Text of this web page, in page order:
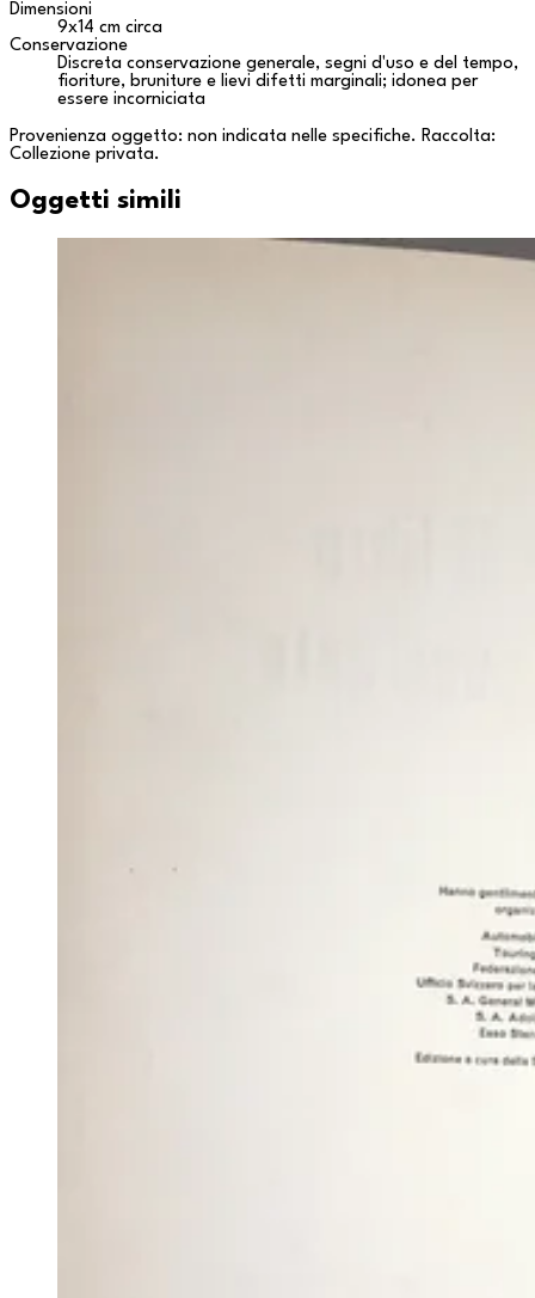
Dimensioni
9x14 cm circa
Conservazione
Discreta conservazione generale, segni d'uso e del tempo,
fioriture, bruniture e lievi difetti marginali; idonea per
essere incorniciata
Provenienza oggetto: non indicata nelle specifiche. Raccolta:
Collezione privata.
Oggetti simili